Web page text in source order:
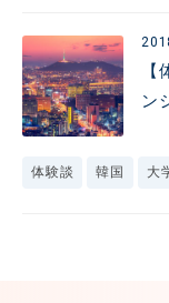
ン
体験談 韓国 大